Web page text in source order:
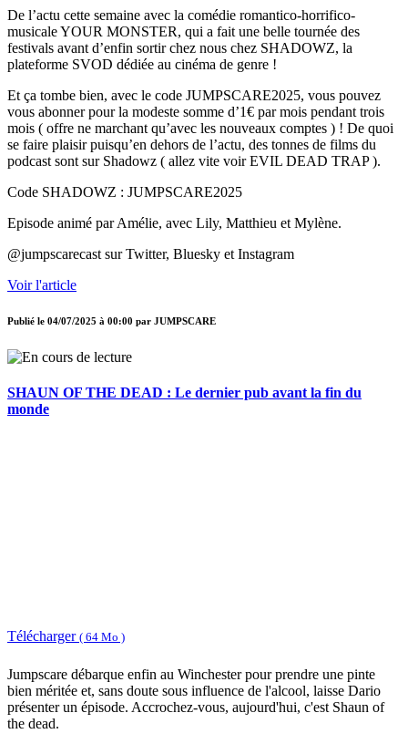
De l’actu cette semaine avec la comédie romantico-horrifico-
musicale YOUR MONSTER, qui a fait une belle tournée des
festivals avant d’enfin sortir chez nous chez SHADOWZ, la
plateforme SVOD dédiée au cinéma de genre !
Et ça tombe bien, avec le code JUMPSCARE2025, vous pouvez
vous abonner pour la modeste somme d’1€ par mois pendant trois
mois ( offre ne marchant qu’avec les nouveaux comptes ) ! De quoi
se faire plaisir puisqu’en dehors de l’actu, des tonnes de films du
podcast sont sur Shadowz ( allez vite voir EVIL DEAD TRAP ).
Code SHADOWZ : JUMPSCARE2025
Episode animé par Amélie, avec Lily, Matthieu et Mylène.
@jumpscarecast sur Twitter, Bluesky et Instagram
Voir l'article
Publié le 04/07/2025 à 00:00 par JUMPSCARE
SHAUN OF THE DEAD : Le dernier pub avant la fin du
monde
Télécharger ( 64 Mo )
Jumpscare débarque enfin au Winchester pour prendre une pinte
bien méritée et, sans doute sous influence de l'alcool, laisse Dario
présenter un épisode. Accrochez-vous, aujourd'hui, c'est Shaun of
the dead.